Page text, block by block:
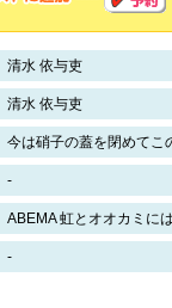
清水 依与吏
清水 依与吏
今は硝子の蓋を閉めてこ
-
ABEMA 虹とオオカミに
-